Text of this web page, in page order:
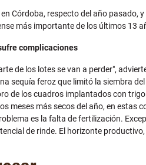
Córdoba, respecto del año pasado,
más importante de los últimos 13
complicaciones
de los lotes se van a perder",
sequía feroz que limitó la siembra
de los cuadros implantados con
meses más secos del año, en
es la falta de fertilización.
de rinde. El horizonte